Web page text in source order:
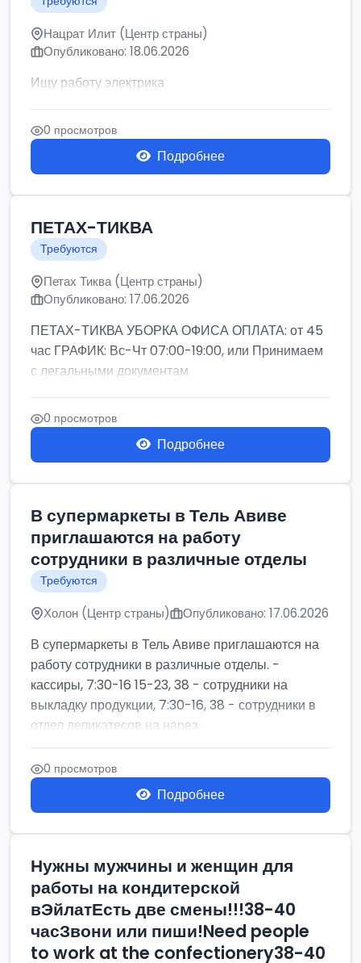
Нацрат Илит (Центр страны)
Опубликовано: 18.06.2026
Ищу работу электрика
0 просмотров
Подробнее
ПЕТАХ-ТИКВА
Требуются
Петах Тиква (Центр страны)
Опубликовано: 17.06.2026
ПЕТАХ-ТИКВА УБОРКА ОФИСА ОПЛАТА: от 45
час ГРАФИК: Вс-Чт 07:00-19:00, или Принимаем
с легальными документам
0 просмотров
Подробнее
В супермаркеты в Тель Авиве
приглашаются на работу
сотрудники в различные отделы
Требуются
Холон (Центр страны) Опубликовано: 17.06.2026
В супермаркеты в Тель Авиве приглашаются на
работу сотрудники в различные отделы. -
кассиры, 7:30-16 15-23, 38 - сотрудники на
выкладку продукции, 7:30-16, 38 - сотрудники в
отдел деликатесов на нарез...
0 просмотров
Подробнее
Нужны мужчины и женщин для
работы на кондитерской
вЭйлатЕсть две смены!!!38-40
часЗвони или пиши!Need people
to work at the confectionery38-40